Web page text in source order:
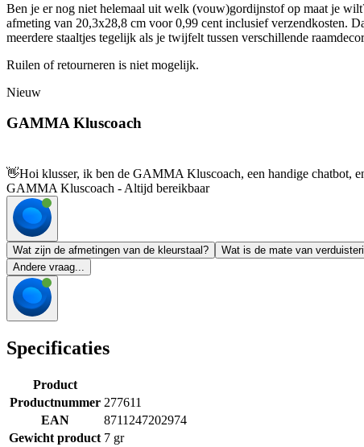
Ben je er nog niet helemaal uit welk (vouw)gordijnstof op maat je
afmeting van 20,3x28,8 cm voor 0,99 cent inclusief verzendkosten.
meerdere staaltjes tegelijk als je twijfelt tussen verschillende
Ruilen of retourneren is niet mogelijk.
Nieuw
GAMMA Kluscoach
👋Hoi klusser, ik ben de GAMMA Kluscoach, een handige chatbot,
GAMMA Kluscoach - Altijd bereikbaar
Wat zijn de afmetingen van de kleurstaal? Wat is de mate van
Andere vraag...
Specificaties
Product
Productnummer 277611
EAN
8711247202974
Gewicht product 7 gr